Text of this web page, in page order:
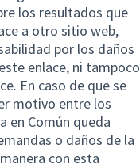
los resultados que
a otro sitio web,
por los daños
enlace, ni tampoco
En caso de que se
motivo entre los
en Común queda
o daños de la
con esta